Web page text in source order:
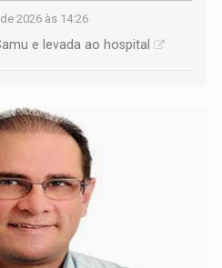
2026 às 14:26
e levada ao hospital